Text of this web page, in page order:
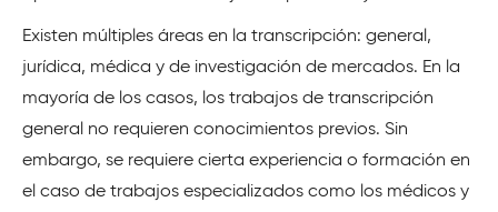
Existen múltiples áreas en la transcripción: general,
jurídica, médica y de investigación de mercados. En la
mayoría de los casos, los trabajos de transcripción
general no requieren conocimientos previos. Sin
embargo, se requiere cierta experiencia o formación en
el caso de trabajos especializados como los médicos y